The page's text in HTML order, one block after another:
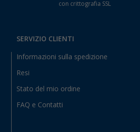
con crittografia SSL
SERVIZIO CLIENTI
Informazioni sulla spedizione
Resi
Stato del mio ordine
FAQ e Contatti